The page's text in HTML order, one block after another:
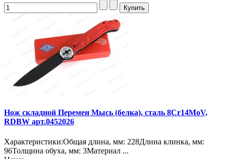
Нож складной Перемен Мысь (белка), сталь 8Cr14MoV,
RDBW арт.0452026
Характеристики:Общая длина, мм: 228Длина клинка, мм:
96Толщина обуха, мм: 3Материал ...